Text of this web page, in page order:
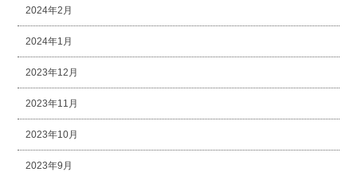
2024年2月
2024年1月
2023年12月
2023年11月
2023年10月
2023年9月